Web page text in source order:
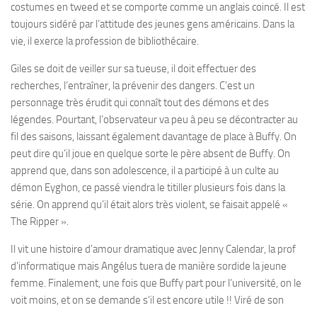
costumes en tweed et se comporte comme un anglais coincé. Il est
toujours sidéré par l’attitude des jeunes gens américains. Dans la
vie, il exerce la profession de bibliothécaire.
Giles se doit de veiller sur sa tueuse, il doit effectuer des
recherches, l’entraîner, la prévenir des dangers. C’est un
personnage très érudit qui connaît tout des démons et des
légendes. Pourtant, l’observateur va peu à peu se décontracter au
fil des saisons, laissant également davantage de place à Buffy. On
peut dire qu’il joue en quelque sorte le père absent de Buffy. On
apprend que, dans son adolescence, il a participé à un culte au
démon Eyghon, ce passé viendra le titiller plusieurs fois dans la
série. On apprend qu’il était alors très violent, se faisait appelé «
The Ripper ».
Il vit une histoire d’amour dramatique avec Jenny Calendar, la prof
d’informatique mais Angélus tuera de manière sordide la jeune
femme. Finalement, une fois que Buffy part pour l’université, on le
voit moins, et on se demande s’il est encore utile !! Viré de son